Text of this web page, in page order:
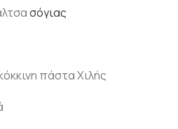
σόγιας
πάστα Χιλής